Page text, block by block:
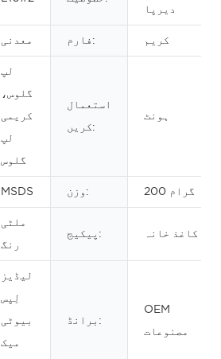
دیرپا
معدنی فارم: کریم
لپ
گلوس،
کریمی
لپ
گلوس
استعمال
کریں:
ہونٹ
MSDS وزن: 200 گرام
ملٹی
رنگ
پیکیج: کاغذ خانہ
لیڈیز
لِپس
بیوٹی
میک
برانڈ:
OEM
مصنوعات